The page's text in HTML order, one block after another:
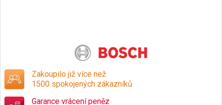
Zakoupilo již více než
1500 spokojených zákazníků
Garance vrácení peněz